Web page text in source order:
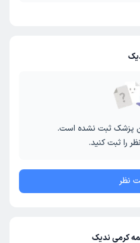
پزشک ثبت نشده است.
را ثبت کنید.
نظر
کرمی ندیک